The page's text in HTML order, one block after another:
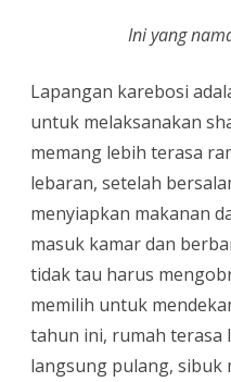
Ini yang
Lapangan karebosi
untuk melaksanakan
memang lebih terasa
lebaran, setelah
menyiapkan makanan
masuk kamar dan
tidak tau harus
memilih untuk
tahun ini, rumah terasa
langsung pulang,